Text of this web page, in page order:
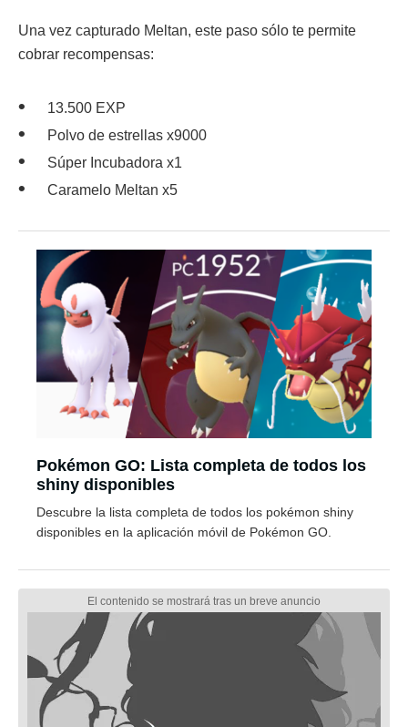
Una vez capturado Meltan, este paso sólo te permite
cobrar recompensas:
13.500 EXP
Polvo de estrellas x9000
Súper Incubadora x1
Caramelo Meltan x5
Pokémon GO: Lista completa de todos los
shiny disponibles
Descubre la lista completa de todos los pokémon shiny
disponibles en la aplicación móvil de Pokémon GO.